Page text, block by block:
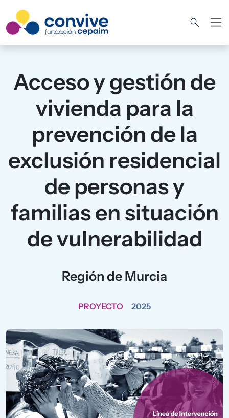
Acceso y gestión de
vivienda para la
prevención de la
exclusión residencial
de personas y
familias en situación
de vulnerabilidad
Región de Murcia
PROYECTO 2025